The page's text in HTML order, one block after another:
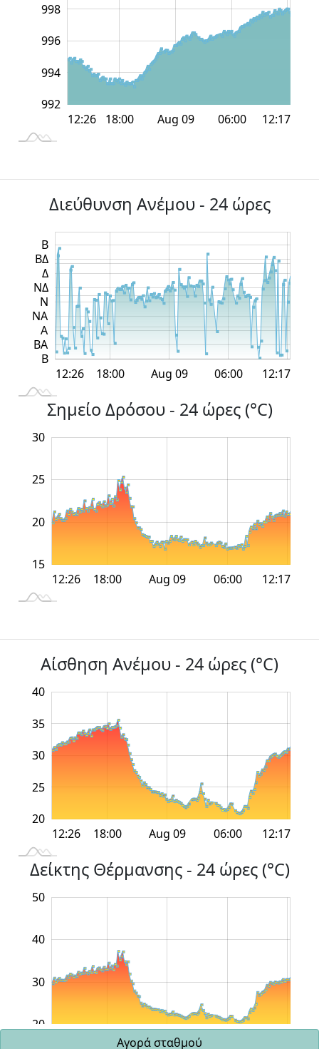
1,000
992
994
996
998
L12:26 12:17
12:00 18:00 Aug 09 06:00
12:00
18:00
Διεύθυνση Ανέμου - 24 ώρες
Β
ΒΑ
Α
ΝΑ
Ν
ΝΔ
Δ
ΒΔ
Β
L12:26 12:17
12:00 18:00 Aug 09 06:00
12:00
18:00
Σημείο Δρόσου - 24 ώρες (°C)
30
20
25
15
L12:26 12:17
12:00 18:00 Aug 09 06:00
12:00
18:00
Αίσθηση Ανέμου - 24 ώρες (°C)
20
20
25
30
35
40
L12:26 12:17
12:00 18:00 Aug 09 06:00
12:00
18:00
Δείκτης Θέρμανσης - 24 ώρες (°C)
20
30
40
50
18:00 Aug 09
Αγορά σταθμού